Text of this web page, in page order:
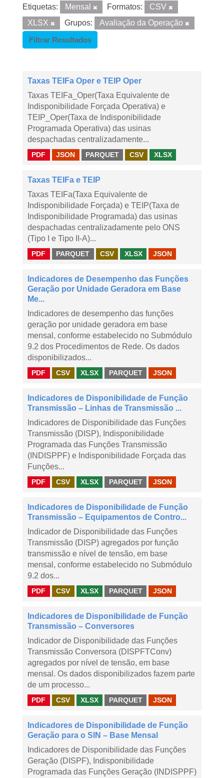
Etiquetas: Mensal Formatos:
CSV
XLSX
Grupos:
Avaliação da Operação
Filtrar Resultados
Taxas TEIFa Oper e TEIP Oper
Taxas TEIFa_Oper(Taxa Equivalente de
Indisponibilidade Forçada Operativa) e
TEIP_Oper(Taxa de Indisponibilidade
Programada Operativa) das usinas
despachadas centralizadamente...
PDF JSON PARQUET CSV XLSX
Taxas TEIFa e TEIP
Taxas TEIFa(Taxa Equivalente de
Indisponibilidade Forçada) e TEIP(Taxa de
Indisponibilidade Programada) das usinas
despachadas centralizadamente pelo ONS
(Tipo I e Tipo II-A)...
PDF PARQUET CSV XLSX JSON
Indicadores de Desempenho das Funções
Geração por Unidade Geradora em Base
Me...
Indicadores de desempenho das funções
geração por unidade geradora em base
mensal, conforme estabelecido no Submódulo
9.2 dos Procedimentos de Rede. Os dados
disponibilizados...
PDF CSV XLSX PARQUET JSON
Indicadores de Disponibilidade de Função
Transmissão – Linhas de Transmissão ...
Indicadores de Disponibilidade das Funções
Transmissão (DISP), Indisponibilidade
Programada das Funções Transmissão
(INDISPPF) e Indisponibilidade Forçada das
Funções...
PDF CSV XLSX PARQUET JSON
Indicadores de Disponibilidade de Função
Transmissão – Equipamentos de Contro...
Indicador de Disponibilidade das Funções
Transmissão (DISP) agregados por função
transmissão e nível de tensão, em base
mensal, conforme estabelecido no Submódulo
9.2 dos...
PDF CSV XLSX PARQUET JSON
Indicadores de Disponibilidade de Função
Transmissão – Conversores
Indicador de Disponibilidade das Funções
Transmissão Conversora (DISPFTConv)
agregados por nível de tensão, em base
mensal. Os dados disponibilizados fazem parte
de um processo...
PDF CSV XLSX PARQUET JSON
Indicadores de Disponibilidade de Função
Geração para o SIN – Base Mensal
Indicadores de Disponibilidade das Funções
Geração (DISPF), Indisponibilidade
Programada das Funções Geração (INDISPPF)